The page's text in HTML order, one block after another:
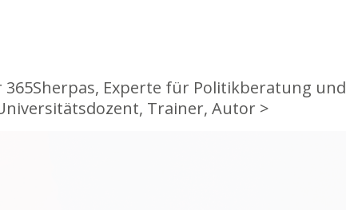
365Sherpas, Experte für Politikberatung und
Trainer, Autor >